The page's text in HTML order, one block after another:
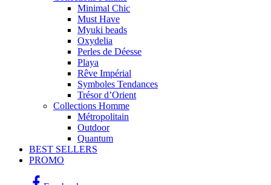
Minimal Chic
Must Have
Myuki beads
Oxydelia
Perles de Déesse
Playa
Rêve Impérial
Symboles Tendances
Trésor d’Orient
Collections Homme
Métropolitain
Outdoor
Quantum
BEST SELLERS
PROMO